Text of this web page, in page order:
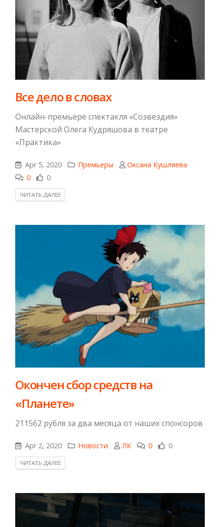
​Все дело в словах
Онлайн-премьере спектакля «Созвездия»
Мастерской Олега Кудряшова в театре
«Практика»
Apr 5, 2020 Премьеры
Оксана Кушляева
0
0
ЧИТАТЬ ДАЛЕЕ
Окончен сбор средств на
«Планете»
211562 рубля за два месяца от наших спонсоров
Apr 2, 2020 Новости ЛК 0 0
ЧИТАТЬ ДАЛЕЕ